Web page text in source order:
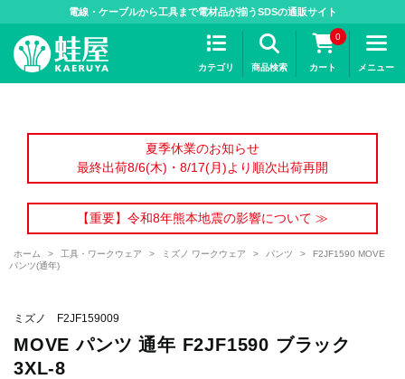
電線・ケーブルから工具まで電材品が揃うSDSの通販サイト
カテゴリ 商品検索
0
カート メニュー
夏季休業のお知らせ
最終出荷8/6(木)・8/17(月)より順次出荷再開
【重要】令和8年熊本地震の影響について ≫
ホーム > 工具・ワークウェア > ミズノ ワークウェア > パンツ >
F2JF1590 MOVE
パンツ(通年)
ミズノ F2JF159009
MOVE パンツ 通年 F2JF1590 ブラック
3XL-8